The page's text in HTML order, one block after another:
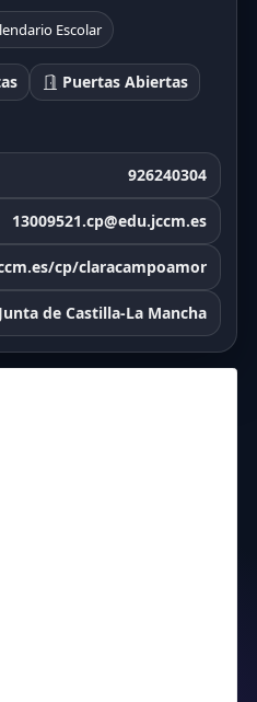
Escolar
Puertas Abiertas
926240304
13009521.cp@edu.jccm.es
cp/claracampoamor
Junta de Castilla-La Mancha